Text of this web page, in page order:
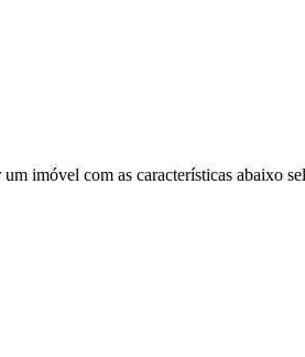
imóvel com as características abaixo